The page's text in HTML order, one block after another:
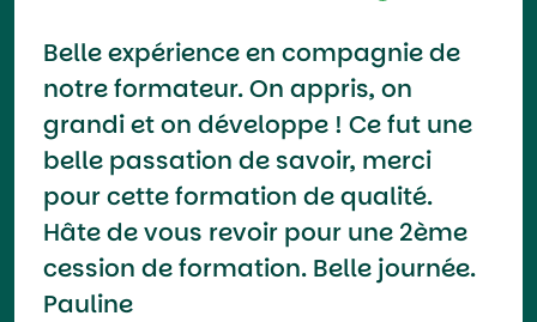
Belle expérience en compagnie de
notre formateur. On appris, on
grandi et on développe ! Ce fut une
belle passation de savoir, merci
pour cette formation de qualité.
Hâte de vous revoir pour une 2ème
cession de formation. Belle journée.
Pauline